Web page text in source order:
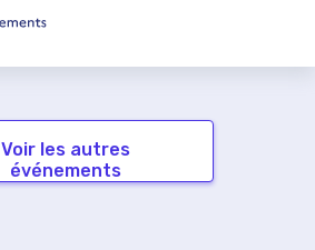
Voir les autres
événements